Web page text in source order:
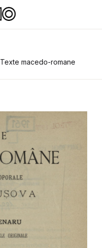
Texte macedo-romane